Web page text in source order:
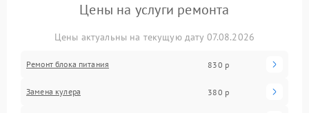
Цены на услуги ремонта
Цены актуальны на текущую дату 07.08.2026
Ремонт блока питания 830 р
Замена кулера 380 р